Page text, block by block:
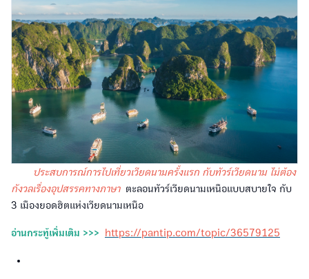
ประสบการณ์การไปเที่ยวเวียดนามครั้งแรก กับทัวร์เวียดนาม ไม่ต้อง
กังวลเรื่องอุปสรรคทางภาษา ตะลอนทัวร์เวียดนามเหนือแบบสบายใจ กับ
3 เมืองยอดฮิตแห่งเวียดนามเหนือ
อ่านกระทู้เพิ่มเติม >>> https://pantip.com/topic/36579125